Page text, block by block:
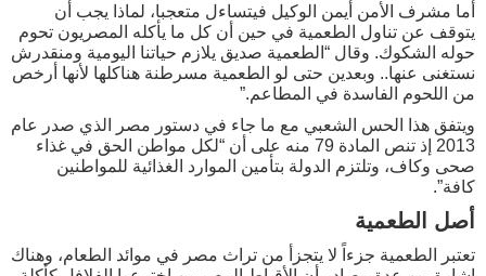
أما مشرف الأمن أيمن الوكيل فيتساءل متعجبا، لماذا يجب أن
يتوقف عن تناول الطعمية في حين أن كل ما يأكله المصريون تحوم
حوله الشكوك. وقال “الطعمية صديق يلازم حياتنا اليومية ومنقدرش
نستغنى عنها.. وبعدين حتى لو الطعمية مسرطنة هناكلها لأنها أرخص
من اللحوم الفاسدة في المطاعم.”
ويتفق هذا الحس الشعبي مع ما جاء في دستور مصر الذي صدر عام
2013 إذ تنص المادة 79 منه على أن “لكل مواطن الحق في غذاء
صحى وكاف، وتلتزم الدولة بتأمين الموارد الغذائية للمواطنين
كافة”.
أصل الطعمية
تعتبر الطعمية جزءاً لا يتجزأ من تراث مصر في موائد الطعام، وهناك